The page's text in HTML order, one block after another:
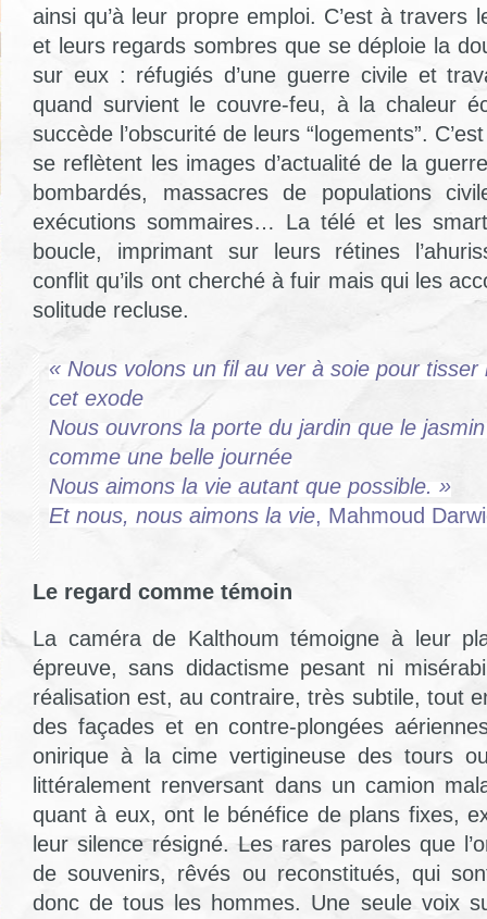
ainsi qu’à leur propre emploi. C’est à travers
et leurs regards sombres que se déploie la
sur eux : réfugiés d’une guerre civile et
quand survient le couvre-feu, à la chaleur
succède l’obscurité de leurs “logements”.
se reflètent les images d’actualité de la
bombardés, massacres de populations
exécutions sommaires… La télé et les
boucle, imprimant sur leurs rétines
conflit qu’ils ont cherché à fuir mais qui les
solitude recluse.
« Nous volons un fil au ver à soie pour
cet exode
Nous ouvrons la porte du jardin que le
comme une belle journée
Nous aimons la vie autant que possible. »
Et nous, nous aimons la vie, Mahmoud
Le regard comme témoin
La caméra de Kalthoum témoigne à leur
épreuve, sans didactisme pesant ni
réalisation est, au contraire, très subtile, tout
des façades et en contre-plongées
onirique à la cime vertigineuse des tours
littéralement renversant dans un camion
quant à eux, ont le bénéfice de plans fixes,
leur silence résigné. Les rares paroles que
de souvenirs, rêvés ou reconstitués, qui
donc de tous les hommes. Une seule voix